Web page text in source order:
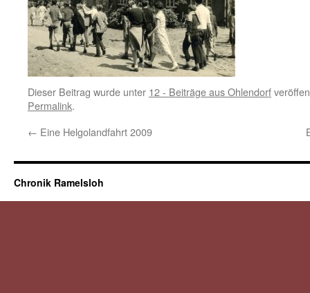
Dieser Beitrag wurde unter 12 - Beiträge aus Ohlendorf
Permalink.
← Eine Helgolandfahrt 2009
Chronik Ramelsloh